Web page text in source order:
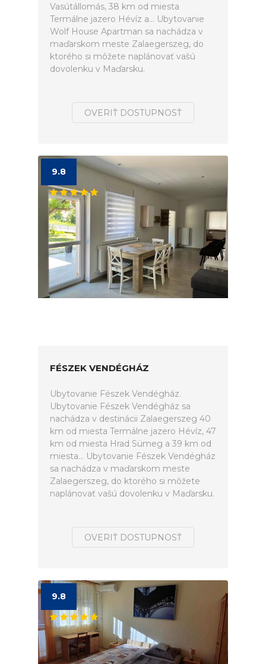
Vasútállomás, 38 km od miesta
Termálne jazero Hévíz a... Ubytovanie
Wolf House Apartman sa nachádza v
maďarskom meste Zalaegerszeg, do
ktorého si môžete naplánovať vašú
dovolenku v Maďarsku.
OVERIŤ DOSTUPNOSŤ
9.8
FÉSZEK VENDÉGHÁZ
Ubytovanie Fészek Vendégház.
Ubytovanie Fészek Vendégház sa
nachádza v destinácii Zalaegerszeg 40
km od miesta Termálne jazero Hévíz, 47
km od miesta Hrad Sümeg a 39 km od
miesta... Ubytovanie Fészek Vendégház
sa nachádza v maďarskom meste
Zalaegerszeg, do ktorého si môžete
naplánovať vašú dovolenku v Maďarsku.
OVERIŤ DOSTUPNOSŤ
9.8